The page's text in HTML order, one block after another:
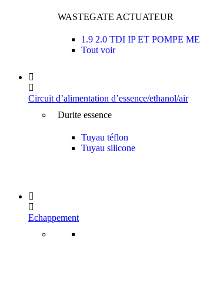
WASTEGATE ACTUATEUR
1.9 2.0 TDI IP ET POMPE
Tout voir
Circuit d’alimentation d’essence/ethanol/air
Durite essence
Tuyau téflon
Tuyau silicone
Echappement